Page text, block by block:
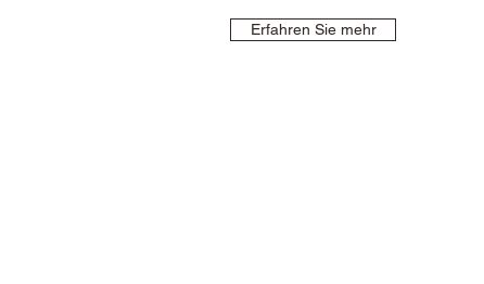
Erfahren Sie mehr